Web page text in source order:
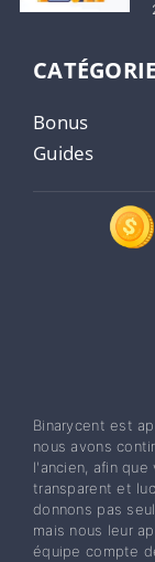
Bonus
Guides
Binarycent est
nous avons
l'ancien, afin
transparent et
donnons pas
mais nous leur
équipe compte